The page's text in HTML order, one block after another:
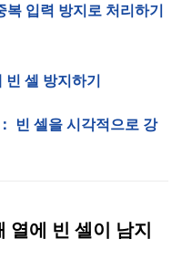
복 입력 방지로 처리하기
셀 방지하기
빈 셀을 시각적으로 강
열에 빈 셀이 남지